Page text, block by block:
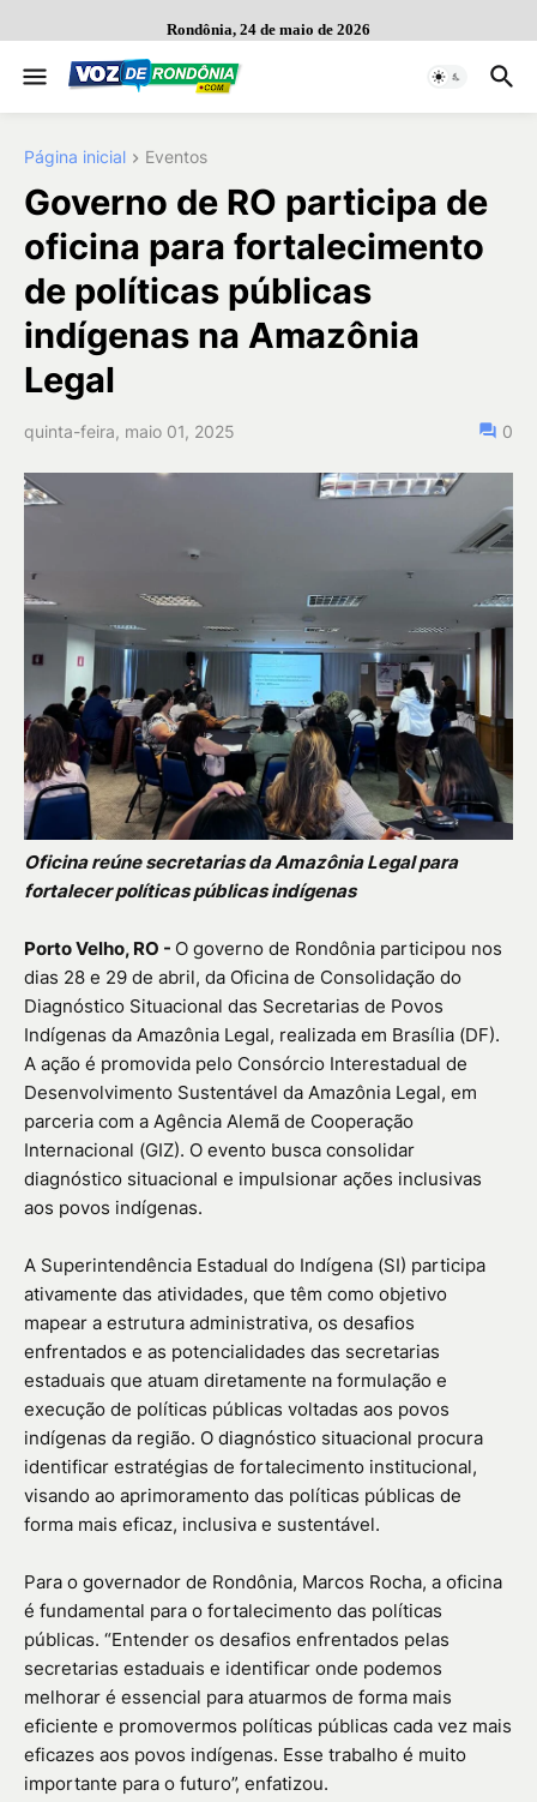
Rondônia, 24 de maio de 2026
Página inicial Eventos
Governo de RO participa de
oficina para fortalecimento
de políticas públicas
indígenas na Amazônia
Legal
quinta-feira, maio 01, 2025 0
Oficina reúne secretarias da Amazônia Legal para
fortalecer políticas públicas indígenas
Porto Velho, RO - O governo de Rondônia participou nos
dias 28 e 29 de abril, da Oficina de Consolidação do
Diagnóstico Situacional das Secretarias de Povos
Indígenas da Amazônia Legal, realizada em Brasília (DF).
A ação é promovida pelo Consórcio Interestadual de
Desenvolvimento Sustentável da Amazônia Legal, em
parceria com a Agência Alemã de Cooperação
Internacional (GIZ). O evento busca consolidar
diagnóstico situacional e impulsionar ações inclusivas
aos povos indígenas.
A Superintendência Estadual do Indígena (SI) participa
ativamente das atividades, que têm como objetivo
mapear a estrutura administrativa, os desafios
enfrentados e as potencialidades das secretarias
estaduais que atuam diretamente na formulação e
execução de políticas públicas voltadas aos povos
indígenas da região. O diagnóstico situacional procura
identificar estratégias de fortalecimento institucional,
visando ao aprimoramento das políticas públicas de
forma mais eficaz, inclusiva e sustentável.
Para o governador de Rondônia, Marcos Rocha, a oficina
é fundamental para o fortalecimento das políticas
públicas. “Entender os desafios enfrentados pelas
secretarias estaduais e identificar onde podemos
melhorar é essencial para atuarmos de forma mais
eficiente e promovermos políticas públicas cada vez mais
eficazes aos povos indígenas. Esse trabalho é muito
importante para o futuro”, enfatizou.